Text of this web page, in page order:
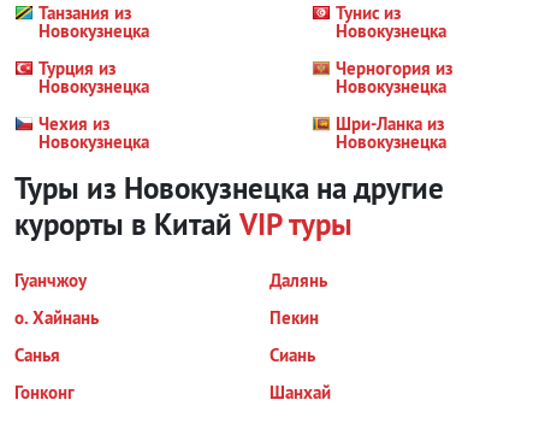
Танзания из
Новокузнецка
Тунис из
Новокузнецка
Турция из
Новокузнецка
Черногория из
Новокузнецка
Чехия из
Новокузнецка
Шри-Ланка из
Новокузнецка
Туры из Новокузнецка на другие
курорты в Китай VIP туры
Гуанчжоу
Далянь
о. Хайнань
Пекин
Санья
Сиань
Гонконг
Шанхай